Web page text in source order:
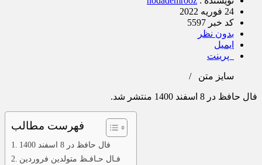
24 فوریه 2022
کد خبر 5597
بدون نظر
ایمیل
پرینت
سایز متن /
فال حافظ در 8 اسفند 1400 منتشر شد.
فهرست مطالب
فال حافظ در 8 اسفند 1400
فـال حـافـظ متولدین فروردین